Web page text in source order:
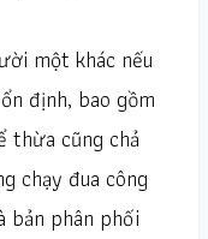
một khác nếu
định, bao gồm
thừa cũng chả
chạy đua công
bản phân phối